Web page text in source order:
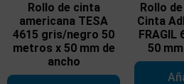
Rollo de cinta
americana TESA
4615 gris/negro 50
metros x 50 mm de
ancho
Rollo
Cinta
50